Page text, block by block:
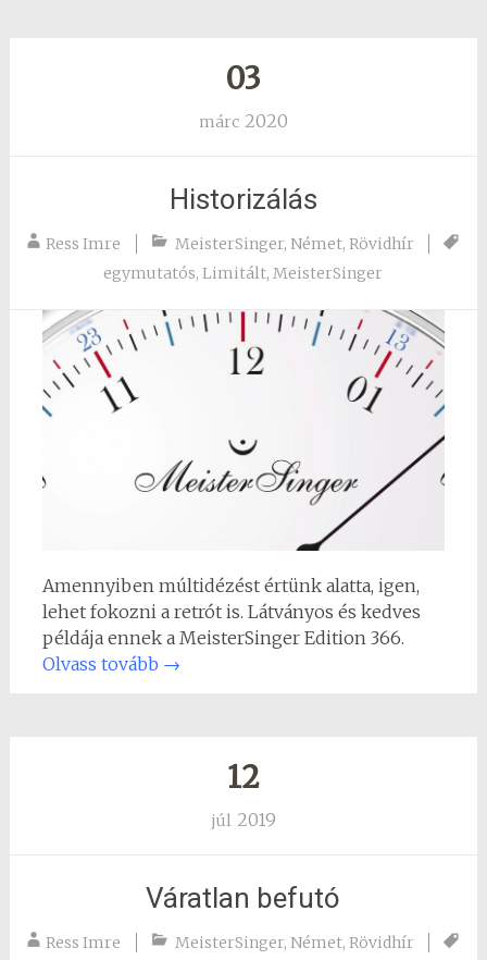
03
márc 2020
Historizálás
Ress Imre MeisterSinger, Német,Rövidhír
egymutatós,Limitált,MeisterSinger
Amennyiben múltidézést értünk alatta, igen,
lehet fokozni a retrót is. Látványos és kedves
példája ennek a MeisterSinger Edition 366.
Olvass tovább →
12
júl 2019
Váratlan befutó
Ress Imre MeisterSinger, Német,Rövidhír